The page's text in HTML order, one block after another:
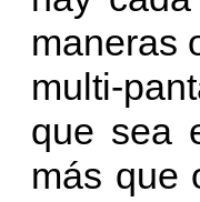
maneras
multi-
que sea
más que